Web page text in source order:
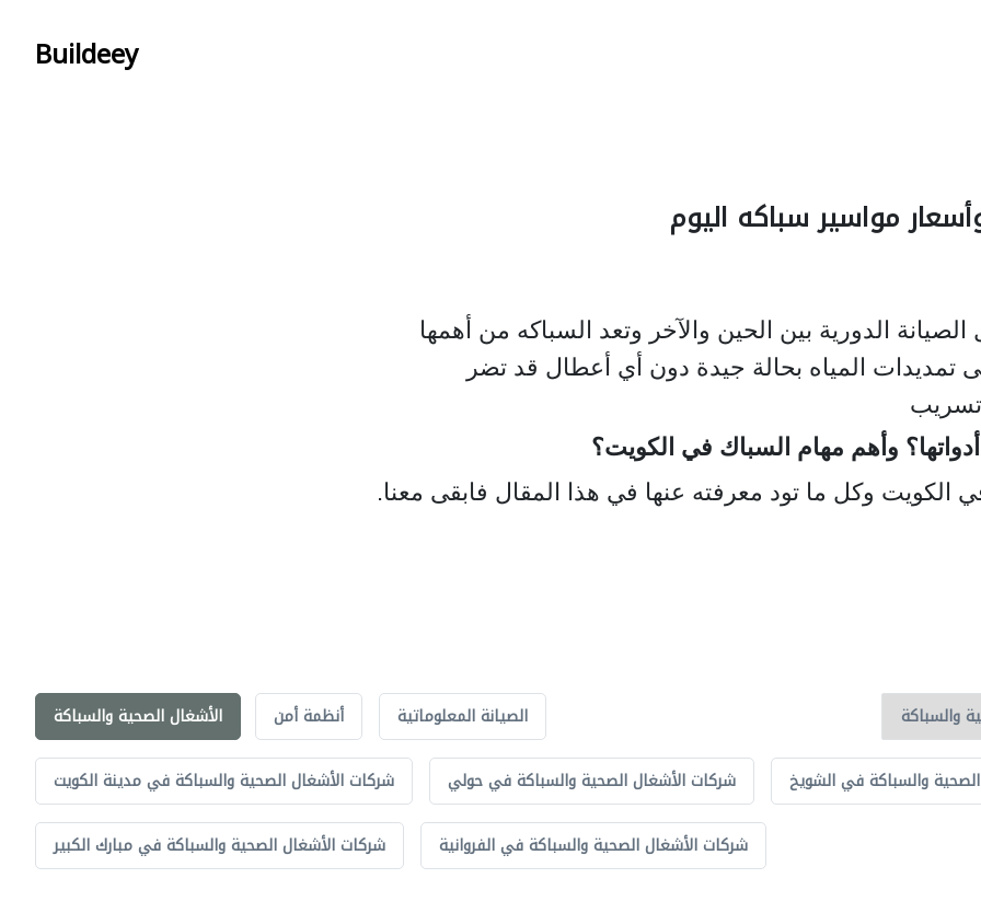
Buildeey
الدورية بين الحين والآخر وتعد السباكه من أهمها
المياه بحالة جيدة دون أي أعطال قد تضر
تسريب
وأهم مهام السباك في الكويت؟
وكل ما تود معرفته عنها في هذا المقال فابقى معنا.
الأشغال الصحية والسباكة أنظمة أمن الصيانة المعلوماتية
شركات الأشغال الصحية والسباكة في مدينة الكويت شركات الأشغال الصحية والسباكة في حولي والسباكة في الشويخ
شركات الأشغال الصحية والسباكة في مبارك الكبير شركات الأشغال الصحية والسباكة في الفروانية